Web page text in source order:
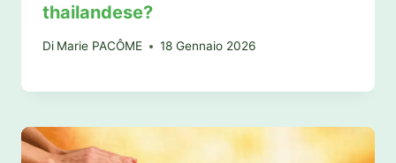
thailandese?
Di Marie PACÔME 18 Gennaio 2026